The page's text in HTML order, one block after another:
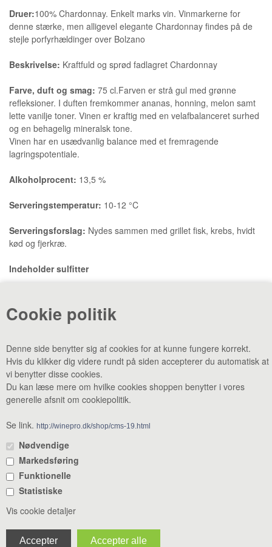
Cookie politik
Denne side benytter sig af cookies for at kunne fungere korrekt.
Hvis du klikker dig videre rundt på siden accepterer du automatisk at
vi benytter disse cookies.
Du kan læse mere om hvilke cookies shoppen benytter i vores
generelle afsnit om cookiepolitik.
Se link. http://winepro.dk/shop/cms-19.html
Nødvendige
Markedsføring
Funktionelle
Statistiske
Vis cookie detaljer
Druer:100% Chardonnay. Enkelt marks vin. Vinmarkerne for
denne stærke, men alligevel elegante Chardonnay findes på de
stejle porfyrhældinger over Bolzano
Beskrivelse: Kraftfuld og sprød fadlagret Chardonnay
Farve, duft og smag: 75 cl.Farven er strå gul med grønne
refleksioner. I duften fremkommer ananas, honning, melon samt
lette vanilje toner. Vinen er kraftig med en velafbalanceret surhed
og en behagelig mineralsk tone.
Vinen har en usædvanlig balance med et fremragende
lagringspotentiale.
Alkoholprocent: 13,5 %
Serveringstemperatur: 10-12 °C
Serveringsforslag: Nydes sammen med grillet fisk, krebs, hvidt
kød og fjerkræ.
Indeholder sulfitter
«-Tilbage Anbefal
CVR: 38969188 •Lager & smagebar: Danstrupvej 27 F 3480
+45 80 20 20 25•mail@winepro.dk
Åbningstider: Kontor & varelevering 8 - 16 • Smagebaren 14 - 16